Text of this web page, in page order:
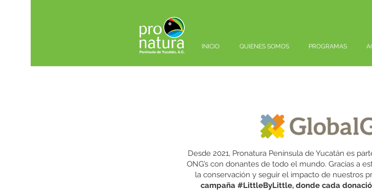
INICIO QUIENES SOMOS PROGRAMAS
Desde 2021, Pronatura Península de Yucatán es
ONG’s con donantes de todo el mundo. Gracias a
la conservación y seguir el impacto de nuestros
campaña #LittleByLittle, donde cada